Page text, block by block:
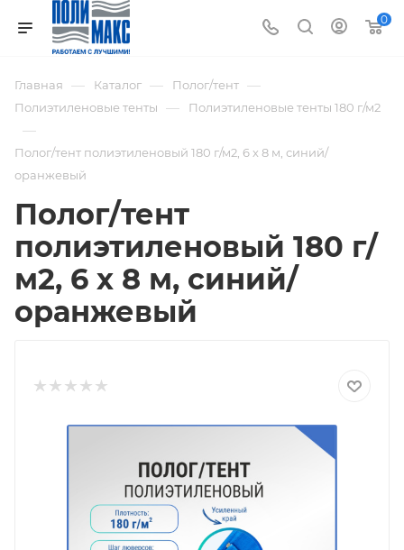
0
Главная — Каталог — Полог/тент —
Полиэтиленовые тенты — Полиэтиленовые тенты 180 г/м2
—
Полог/тент полиэтиленовый 180 г/м2, 6 х 8 м, синий/
оранжевый
Полог/тент
полиэтиленовый 180 г/
м2, 6 х 8 м, синий/
оранжевый